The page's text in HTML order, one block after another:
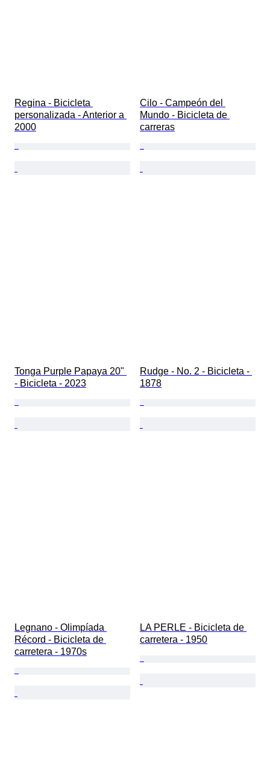
Regina - Bicicleta
personalizada - Anterior a
2000
Cilo - Campeón del
Mundo - Bicicleta de
carreras
Tonga Purple Papaya 20"
- Bicicleta - 2023
Rudge - No. 2 - Bicicleta -
1878
Legnano - Olimpíada
Récord - Bicicleta de
carretera - 1970s
LA PERLE - Bicicleta de
carretera - 1950